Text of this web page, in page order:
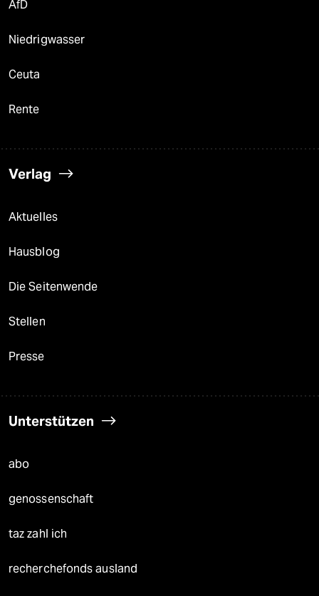
AfD
Niedrigwasser
Ceuta
Rente
Verlag
Aktuelles
Hausblog
Die Seitenwende
Stellen
Presse
Unterstützen
abo
genossenschaft
taz zahl ich
recherchefonds ausland